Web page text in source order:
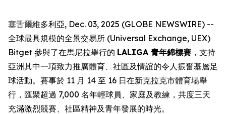
塞舌爾維多利亞, Dec. 03, 2025 (GLOBE NEWSWIRE) --
全球最具規模的全景交易所 (Universal Exchange, UEX)
Bitget 參與了在馬尼拉舉行的 LALIGA 青年錦標賽 ，支持
亞洲其中一項致力推廣體育、社區及情誼的令人振奮基層足
球活動。賽事於 11 月 14 至 16 日在新克拉克市體育場舉
行，匯聚超過 7,000 名年輕球員、家庭及教練，共度三天
充滿激烈競賽、社區精神及青年發展的時光。